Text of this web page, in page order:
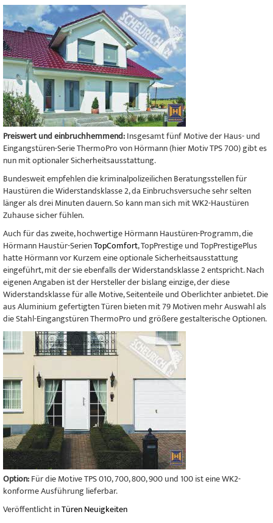
Preiswert und einbruchhemmend:Insgesamt fünf Motive der Haus- und
Eingangstüren-Serie ThermoPro von Hörmann (hier Motiv TPS 700) gibt es
nun mit optionaler Sicherheitsausstattung.
Bundesweit empfehlen die kriminalpolizeilichen Beratungsstellen für
Haustüren die Widerstandsklasse 2, da Einbruchsversuche sehr selten
länger als drei Minuten dauern. So kann man sich mit WK2-Haustüren
Zuhause sicher fühlen.
Auch für das zweite, hochwertige Hörmann Haustüren-Programm, die
Hörmann Haustür-SerienTopComfort, TopPrestige und TopPrestigePlus
hatte Hörmann vor Kurzem eine optionale Sicherheitsausstattung
eingeführt, mit der sie ebenfalls der Widerstandsklasse 2 entspricht. Nach
eigenen Angaben ist der Hersteller der bislang einzige, der diese
Widerstandsklasse für alle Motive, Seitenteile und Oberlichter anbietet. Die
aus Aluminium gefertigten Türen bieten mit 79 Motiven mehr Auswahl als
die Stahl-Eingangstüren ThermoPro und größere gestalterische Optionen.
Option:Für die Motive TPS 010, 700, 800, 900 und 100 ist eine WK2-
konforme Ausführung lieferbar.
Veröffentlicht inTüren Neuigkeiten